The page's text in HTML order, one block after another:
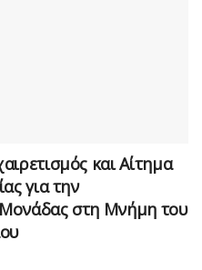
και Αίτημα
για την
στη Μνήμη του